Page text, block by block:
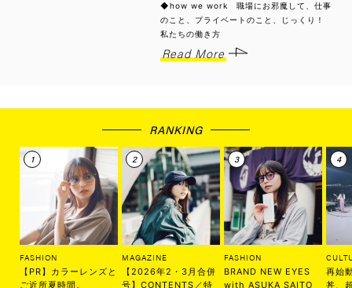
◆how we work 職場にお邪魔して、仕事
のこと、プライベートのこと、じっくり！
私たちの働き方
Read More
RANKING
FASHION
【PR】カラーレンズと
ご近所夏時間。
MAGAZINE
【2026年2・3月合併
号】CONTENTS／特
FASHION
BRAND NEW EYES
with ASUKA SAITO
再始
丼、